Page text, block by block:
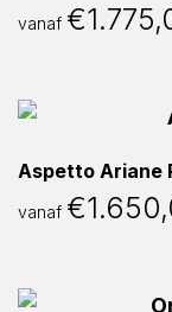
vanaf €
Aspetto Ariane
vanaf €